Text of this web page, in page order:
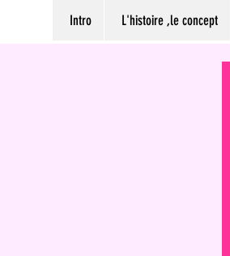
Intro L'histoire ,le concept